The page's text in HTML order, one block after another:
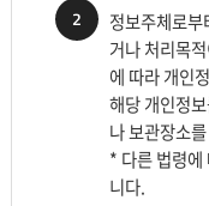
2
정보주체로
거나 처리목
에 따라 개인
해당 개인정
나 보관장소
* 다른 법령에
니다.